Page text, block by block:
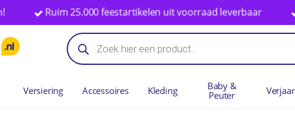
Ruim 25.000 feestartikelen uit voorraad leverbaar
Producten
zoeken
Versiering Accessoires Kleding
Baby &
Peuter